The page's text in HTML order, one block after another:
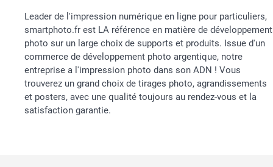
Leader de l'impression numérique en ligne pour particuliers,
smartphoto.fr est LA référence en matière de développement
photo sur un large choix de supports et produits. Issue d'un
commerce de développement photo argentique, notre
entreprise a l'impression photo dans son ADN ! Vous
trouverez un grand choix de tirages photo, agrandissements
et posters, avec une qualité toujours au rendez-vous et la
satisfaction garantie.